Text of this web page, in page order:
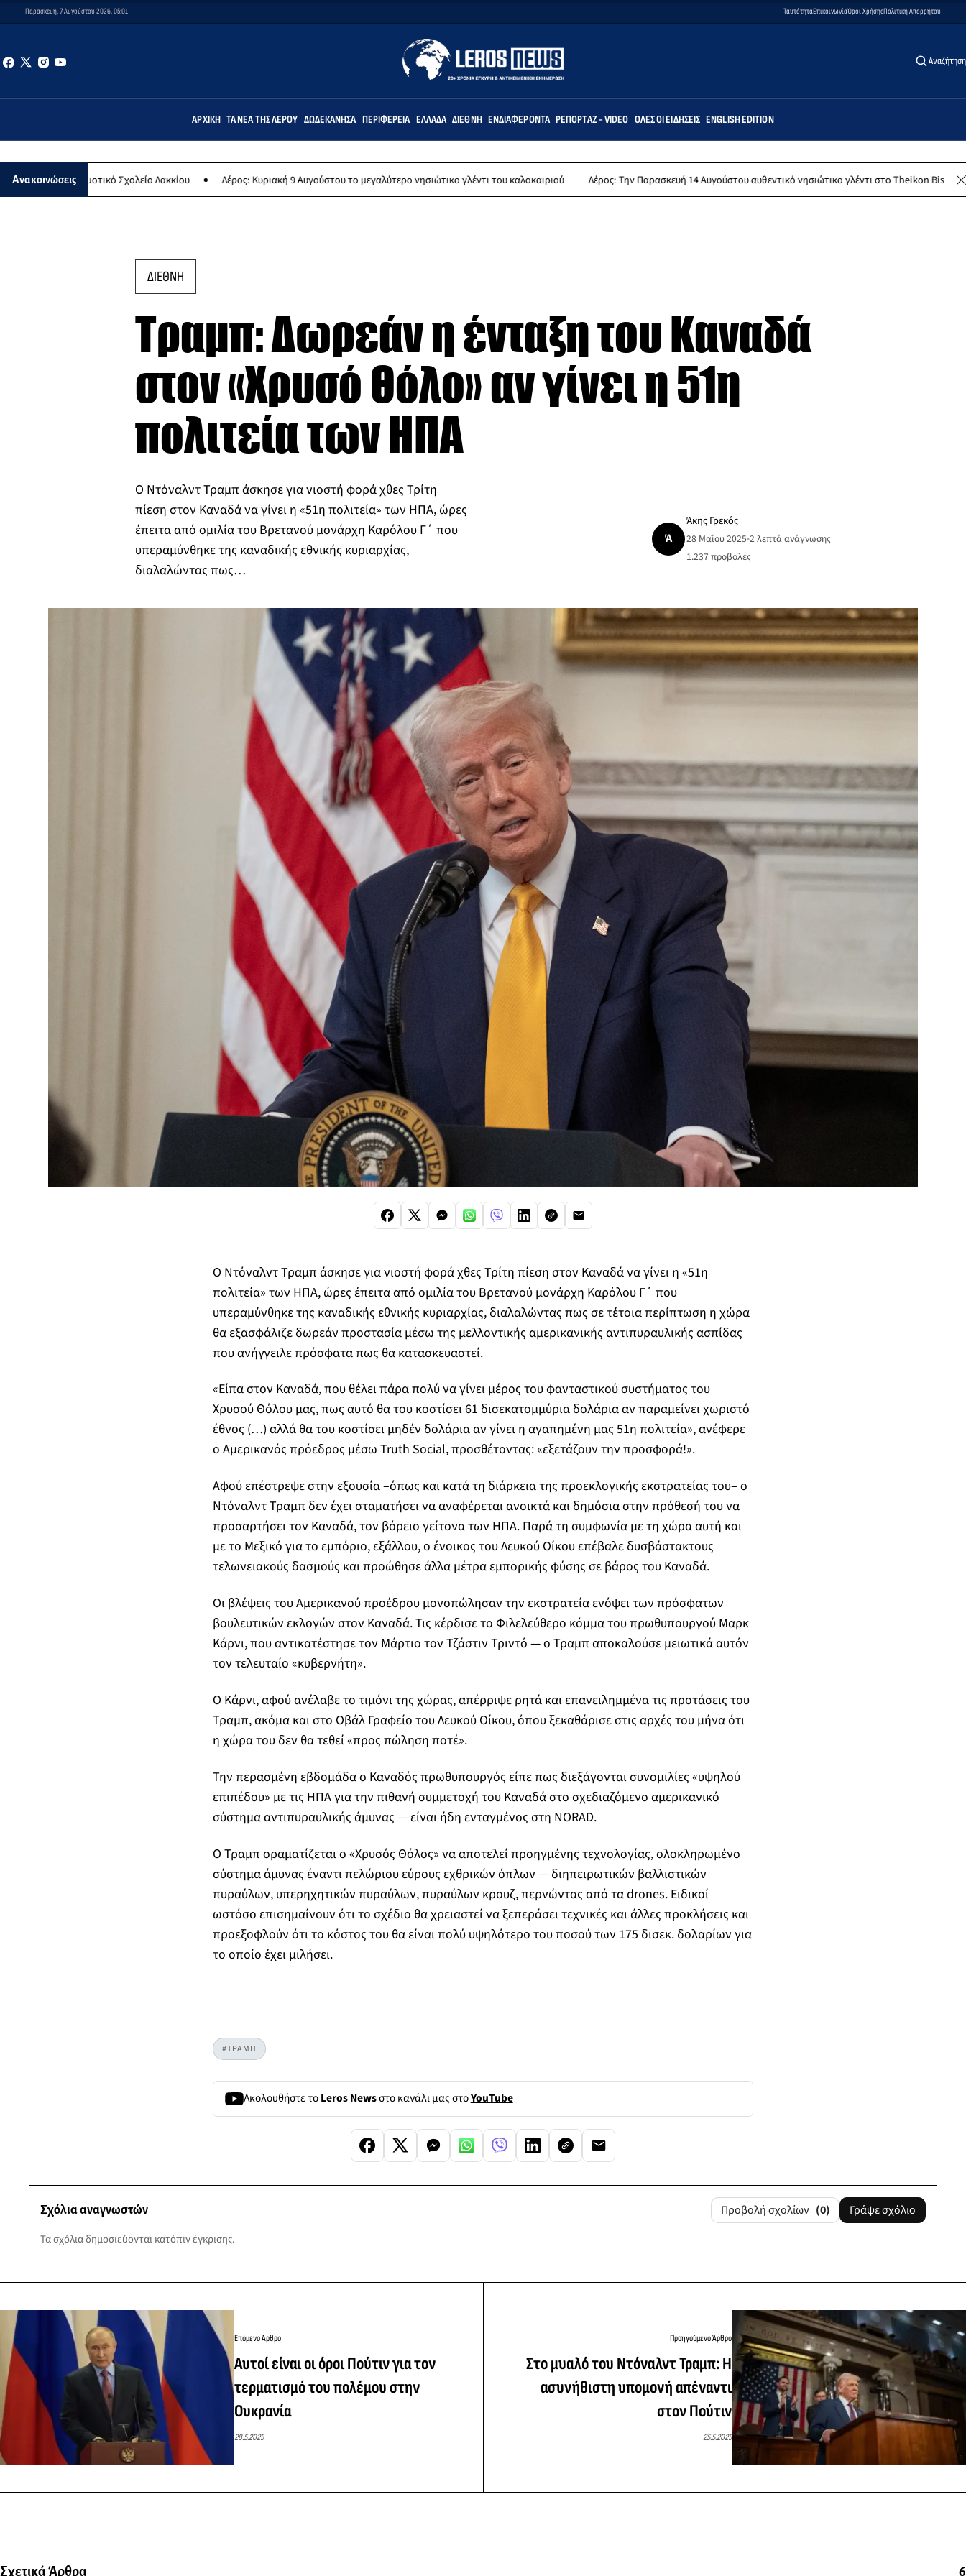
Παρασκευή, 7 Αυγούστου 2026, 05:01 ΤαυτότηταΕπικοινωνίαΌροι ΧρήσηςΠολιτική Απορρήτου
Αναζήτηση
ΑΡΧΙΚΉ ΤΑ ΝΈΑ ΤΗΣ ΛΈΡΟΥ ΔΩΔΕΚΆΝΗΣΑ ΠΕΡΙΦΈΡΕΙΑ ΕΛΛΆΔΑ ΔΙΕΘΝΉ ΕΝΔΙΑΦΈΡΟΝΤΑ ΡΕΠΟΡΤΆΖ - VIDEO ΌΛΕΣ ΟΙ ΕΙΔΉΣΕΙΣ ENGLISH EDITION
Ανακοινώσεις
Σχολείο Λακκίου Λέρος: Κυριακή 9 Αυγούστου το μεγαλύτερο νησιώτικο γλέντι του καλοκαιριού Λέρος: Την Παρασκευή 14 Αυγούστου αυθεντικό νησιώτικο γλέντι στο Theikon Bistro Restaurant!
ΔΙΕΘΝΗ
Τραμπ: Δωρεάν η ένταξη του Καναδά
στον «Χρυσό Θόλο» αν γίνει η 51η
πολιτεία των ΗΠΑ
Ο Ντόναλντ Τραμπ άσκησε για νιοστή φορά χθες Τρίτη
πίεση στον Καναδά να γίνει η «51η πολιτεία» των ΗΠΑ, ώρες
έπειτα από ομιλία του Βρετανού μονάρχη Καρόλου Γ΄ που
υπεραμύνθηκε της καναδικής εθνικής κυριαρχίας,
διαλαλώντας πως…
Ά
Άκης Γρεκός
28 Μαΐου 2025•2 λεπτά ανάγνωσης
1.237 προβολές
Ο Ντόναλντ Τραμπ άσκησε για νιοστή φορά χθες Τρίτη πίεση στον Καναδά να γίνει η «51η
πολιτεία» των ΗΠΑ, ώρες έπειτα από ομιλία του Βρετανού μονάρχη Καρόλου Γ΄ που
υπεραμύνθηκε της καναδικής εθνικής κυριαρχίας, διαλαλώντας πως σε τέτοια περίπτωση η χώρα
θα εξασφάλιζε δωρεάν προστασία μέσω της μελλοντικής αμερικανικής αντιπυραυλικής ασπίδας
που ανήγγειλε πρόσφατα πως θα κατασκευαστεί.
«Είπα στον Καναδά, που θέλει πάρα πολύ να γίνει μέρος του φανταστικού συστήματος του
Χρυσού Θόλου μας, πως αυτό θα του κοστίσει 61 δισεκατομμύρια δολάρια αν παραμείνει χωριστό
έθνος (…) αλλά θα του κοστίσει μηδέν δολάρια αν γίνει η αγαπημένη μας 51η πολιτεία», ανέφερε
ο Αμερικανός πρόεδρος μέσω Truth Social, προσθέτοντας: «εξετάζουν την προσφορά!».
Αφού επέστρεψε στην εξουσία –όπως και κατά τη διάρκεια της προεκλογικής εκστρατείας του– ο
Ντόναλντ Τραμπ δεν έχει σταματήσει να αναφέρεται ανοικτά και δημόσια στην πρόθεσή του να
προσαρτήσει τον Καναδά, τον βόρειο γείτονα των ΗΠΑ. Παρά τη συμφωνία με τη χώρα αυτή και
με το Μεξικό για το εμπόριο, εξάλλου, ο ένοικος του Λευκού Οίκου επέβαλε δυσβάστακτους
τελωνειακούς δασμούς και προώθησε άλλα μέτρα εμπορικής φύσης σε βάρος του Καναδά.
Οι βλέψεις του Αμερικανού προέδρου μονοπώλησαν την εκστρατεία ενόψει των πρόσφατων
βουλευτικών εκλογών στον Καναδά. Τις κέρδισε το Φιλελεύθερο κόμμα του πρωθυπουργού Μαρκ
Κάρνι, που αντικατέστησε τον Μάρτιο τον Τζάστιν Τριντό — ο Τραμπ αποκαλούσε μειωτικά αυτόν
τον τελευταίο «κυβερνήτη».
Ο Κάρνι, αφού ανέλαβε το τιμόνι της χώρας, απέρριψε ρητά και επανειλημμένα τις προτάσεις του
Τραμπ, ακόμα και στο Οβάλ Γραφείο του Λευκού Οίκου, όπου ξεκαθάρισε στις αρχές του μήνα ότι
η χώρα του δεν θα τεθεί «προς πώληση ποτέ».
Την περασμένη εβδομάδα ο Καναδός πρωθυπουργός είπε πως διεξάγονται συνομιλίες «υψηλού
επιπέδου» με τις ΗΠΑ για την πιθανή συμμετοχή του Καναδά στο σχεδιαζόμενο αμερικανικό
σύστημα αντιπυραυλικής άμυνας — είναι ήδη ενταγμένος στη NORAD.
Ο Τραμπ οραματίζεται ο «Χρυσός Θόλος» να αποτελεί προηγμένης τεχνολογίας, ολοκληρωμένο
σύστημα άμυνας έναντι πελώριου εύρους εχθρικών όπλων — διηπειρωτικών βαλλιστικών
πυραύλων, υπερηχητικών πυραύλων, πυραύλων κρουζ, περνώντας από τα drones. Ειδικοί
ωστόσο επισημαίνουν ότι το σχέδιο θα χρειαστεί να ξεπεράσει τεχνικές και άλλες προκλήσεις και
προεξοφλούν ότι το κόστος του θα είναι πολύ υψηλότερο του ποσού των 175 δισεκ. δολαρίων για
το οποίο έχει μιλήσει.
#ΤΡΑΜΠ
Ακολουθήστε τοLeros Newsστο κανάλι μας στοYouTube
Σχόλια αναγνωστών Προβολή σχολίων (0) Γράψε σχόλιο
Τα σχόλια δημοσιεύονται κατόπιν έγκρισης.
Επόμενο Άρθρο
Αυτοί είναι οι όροι Πούτιν για τον
τερματισμό του πολέμου στην
Ουκρανία
28.5.2025
Προηγούμενο Άρθρο
Στο μυαλό του Ντόναλντ Τραμπ: Η
ασυνήθιστη υπομονή απέναντι
στον Πούτιν
25.5.2025
Σχετικά Άρθρα 6